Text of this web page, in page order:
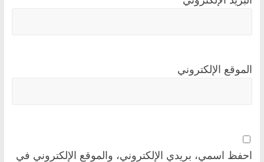
الموقع الإلكتروني
احفظ اسمي، بريدي الإلكتروني، والموقع الإلكتروني في